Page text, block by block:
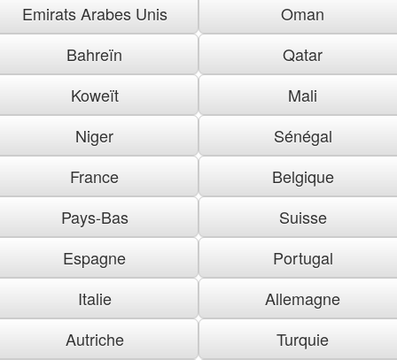
Emirats Arabes Unis
Oman
Bahreïn
Qatar
Koweït
Mali
Niger
Sénégal
France
Belgique
Pays-Bas
Suisse
Espagne
Portugal
Italie
Allemagne
Autriche
Turquie